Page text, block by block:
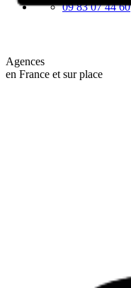
09 83 07 44 60
Agences
en France et sur place